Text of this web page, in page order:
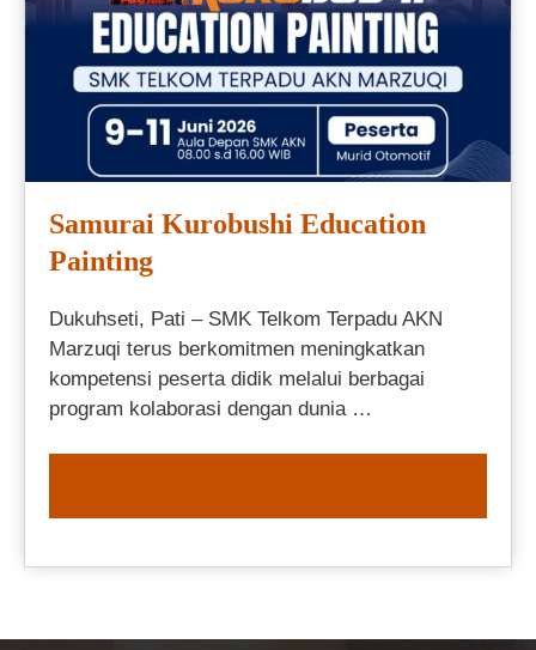
Samurai Kurobushi Education
Painting
Dukuhseti, Pati – SMK Telkom Terpadu AKN
Marzuqi terus berkomitmen meningkatkan
kompetensi peserta didik melalui berbagai
program kolaborasi dengan dunia …